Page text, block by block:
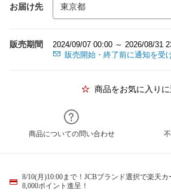
お届け先
販売期間
2024/09/07 00:00 ～ 2026/08/31
販売開始・終了前に通知を受
商品をお気に入り
商品についての問い合わせ
8/10(月)10:00まで！JCBブランド選択で楽天
8,000ポイント進呈！